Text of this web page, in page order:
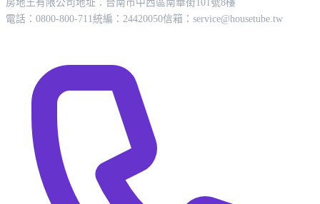
房地王有限公司 地址：台南市中西區南華街101號8樓
電話：0800-800-711 統編：24420050信箱： service@housetube.tw